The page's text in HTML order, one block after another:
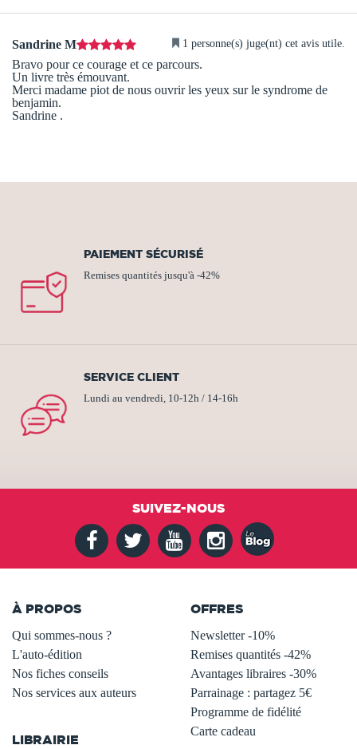
Sandrine M 1 personne(s) juge(nt) cet avis utile.
Bravo pour ce courage et ce parcours.
Un livre très émouvant.
Merci madame piot de nous ouvrir les yeux sur le syndrome de
benjamin.
Sandrine .
PAIEMENT SÉCURISÉ
Remises quantités jusqu'à -42%
SERVICE CLIENT
Lundi au vendredi, 10-12h / 14-16h
SUIVEZ-NOUS
À PROPOS
Qui sommes-nous ?
L'auto-édition
Nos fiches conseils
Nos services aux auteurs
LIBRAIRIE
OFFRES
Newsletter -10%
Remises quantités -42%
Avantages libraires -30%
Parrainage : partagez 5€
Programme de fidélité
Carte cadeau